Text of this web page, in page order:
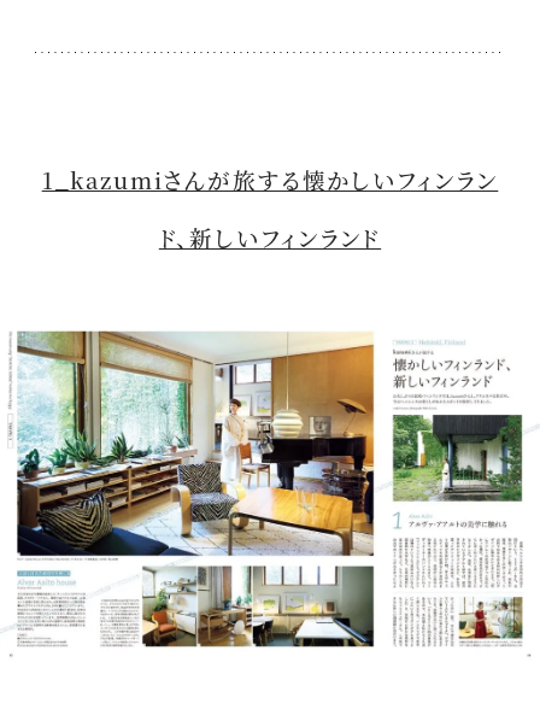
1_kazumiさんが旅する懐かしいフィンラン
ド、新しいフィンランド